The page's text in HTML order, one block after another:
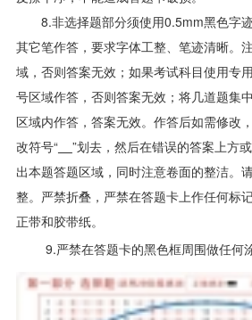
8.非选择题部分须使用0.5mm黑色字
其它笔作答，要求字体工整、笔迹清晰。
域，否则答案无效；如果考试科目使用专
号区域作答，否则答案无效；将几道题集
区域内作答，答案无效。作答后如需修改
改符号“
”划去，然后在错误的答案上方
出本题答题区域，同时注意卷面的整洁。
整。严禁折叠，严禁在答题卡上作任何标
正带和胶带纸。
9.严禁在答题卡的黑色框周围做任何